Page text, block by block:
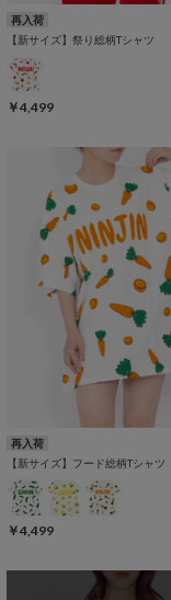
再入荷
【新サイズ】祭り総柄Tシャツ
￥4,499
再入荷
【新サイズ】フード総柄Tシャツ
￥4,499